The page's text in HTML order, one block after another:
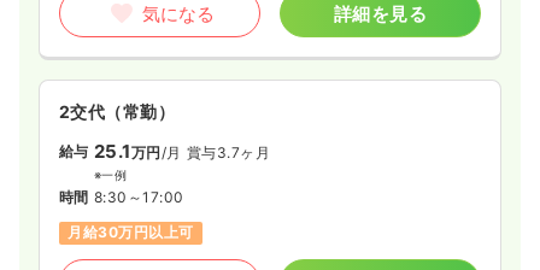
気になる 詳細を見る
2交代（常勤）
給与 25.1万円/月 賞与3.7ヶ月
※一例
時間 8:30～17:00
月給30万円以上可